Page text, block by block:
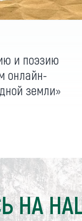
и поэзию
онлайн-
земли»
НА